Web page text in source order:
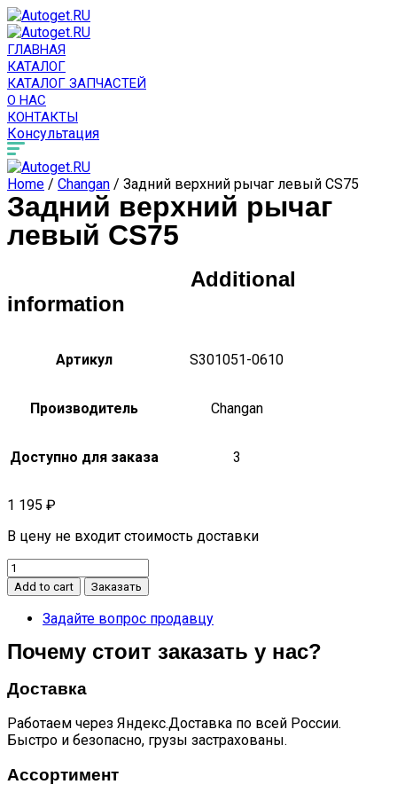
ГЛАВНАЯ
КАТАЛОГ
КАТАЛОГ ЗАПЧАСТЕЙ
О НАС
КОНТАКТЫ
Консультация
Home / Changan / Задний верхний рычаг левый CS75
Задний верхний рычаг
левый CS75
Additional
information
Артикул S301051-0610
Производитель Changan
Доступно для заказа 3
1 195 ₽
В цену не входит стоимость доставки
Задний
верхний
рычаг
левый
quantity
Add to cart Заказать
Задайте вопрос продавцу
Почему стоит заказать у нас?
Доставка
Работаем через Яндекс.Доставка по всей России.
Быстро и безопасно, грузы застрахованы.
Ассортимент